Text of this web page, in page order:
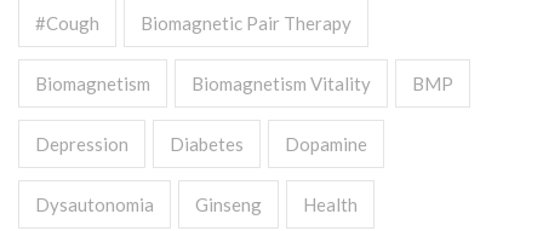
#cough Biomagnetic Pair Therapy
Biomagnetism Biomagnetism Vitality BMP
Depression Diabetes Dopamine
Dysautonomia Ginseng Health